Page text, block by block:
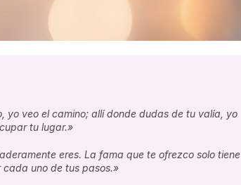
yo veo el camino; allí donde dudas de tu valía, yo
tu lugar.»
eres. La fama que te ofrezco solo tiene
cada uno de tus pasos.»